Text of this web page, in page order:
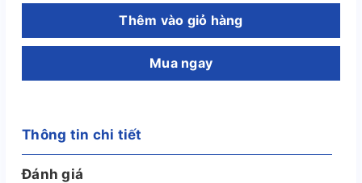
Thêm vào giỏ hàng
Mua ngay
Thông tin chi tiết
Đánh giá